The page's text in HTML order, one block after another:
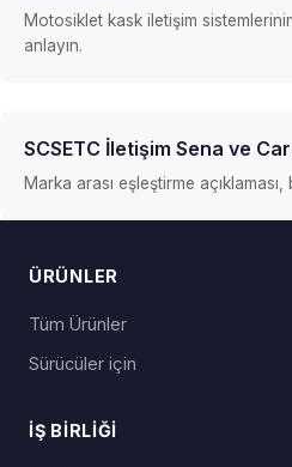
Motosiklet kask iletişim
anlayın.
SCSETC İletişim Sena ve
Marka arası eşleştirme açıklaması,
ÜRÜNLER
Tüm Ürünler
Sürücüler için
İŞ BIRLIĞI